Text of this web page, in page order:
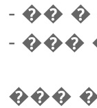
- ��
- ���
���